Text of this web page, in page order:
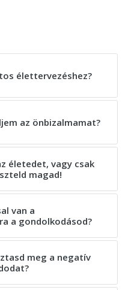
élettervezéshez?
az önbizalmamat?
életedet, vagy csak
magad!
van a
a gondolkodásod?
meg a negatív